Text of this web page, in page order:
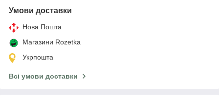
Умови доставки
Нова Пошта
Магазини Rozetka
Укрпошта
Всі умови доставки